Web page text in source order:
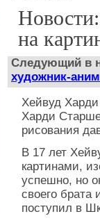
на
Следующий в
художник-
Хейвуд
Харди
рисования
В 17 лет
картинами,
успешно, но
своего брата
поступил в